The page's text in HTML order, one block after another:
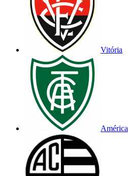
Vitória
América